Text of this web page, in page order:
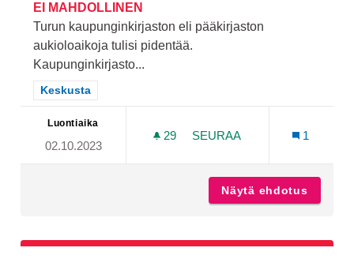
EI MAHDOLLINEN
Turun kaupunginkirjaston eli pääkirjaston
aukioloaikoja tulisi pidentää.
Kaupunginkirjasto...
Rajaa tulokset teeman mukaan: Keskusta
Keskusta
Luontiaika
02.10.2023
29 29 SEURAAJAA
SEURAA
1
Näytä ehdotus